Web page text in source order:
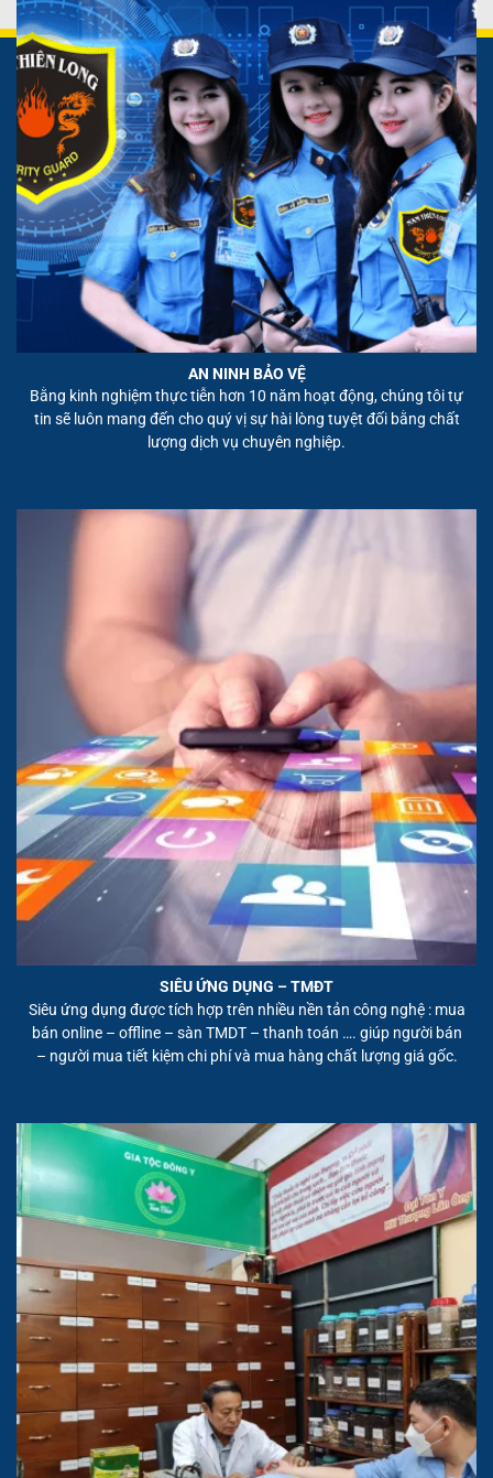
AN NINH BẢO VỆ
Bằng kinh nghiệm thực tiễn hơn 10 năm hoạt động, chúng tôi tự
tin sẽ luôn mang đến cho quý vị sự hài lòng tuyệt đối bằng chất
lượng dịch vụ chuyên nghiệp.
SIÊU ỨNG DỤNG – TMĐT
Siêu ứng dụng được tích hợp trên nhiều nền tản công nghệ : mua
bán online – offline – sàn TMDT – thanh toán …. giúp người bán
– người mua tiết kiệm chi phí và mua hàng chất lượng giá gốc.